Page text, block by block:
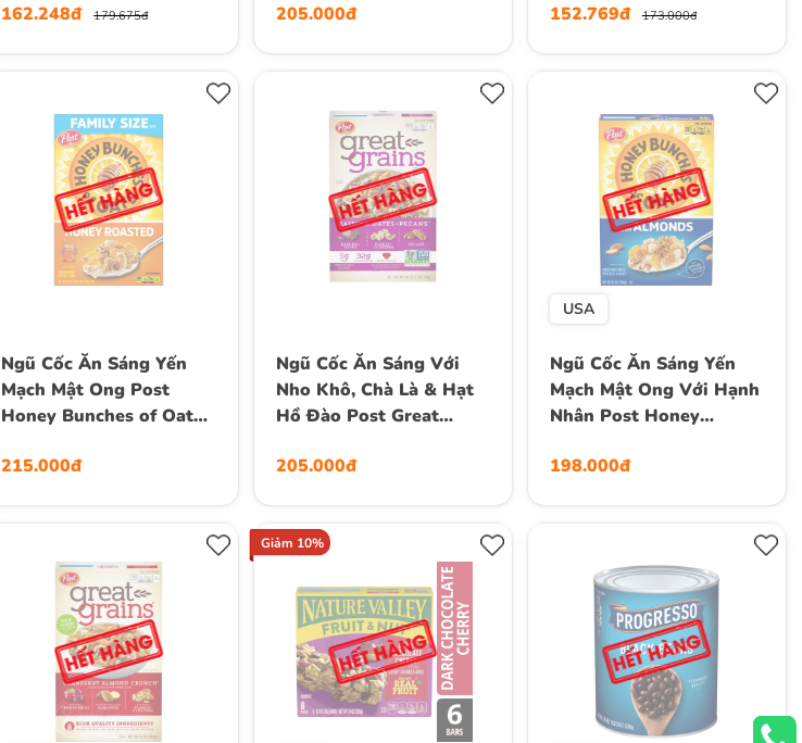
Chocolate & Nuts, Hộp 6
162.248đ 179.675đ
Hộp 439g (15.5 Oz.)
205.000đ
Bars, Hộp 12 Thanh (6
152.769đ 173.000đ
Ngũ Cốc Ăn Sáng Yến
Mạch Mật Ong Post
Honey Bunches of Oats
Breakfast Cereal, with
Size Cereal, Hộp 510g (1
Lb. 2 Oz.) 18 Oz.
215.000đ
Ngũ Cốc Ăn Sáng Với
Nho Khô, Chà Là & Hạt
Hồ Đào Post Great
Pecans Breakfast Cereal,
205.000đ
USA
Ngũ Cốc Ăn Sáng Yến
Mạch Mật Ong Với Hạnh
Nhân Post Honey
Almonds Breakfast
198.000đ
Giảm 10%